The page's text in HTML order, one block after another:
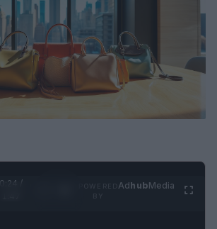
0:25 /
AdhubMedia